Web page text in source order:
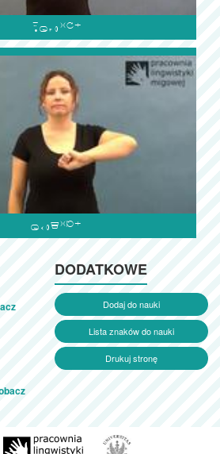


DODATKOWE
Dodaj do nauki
Lista znaków do nauki
Drukuj stronę